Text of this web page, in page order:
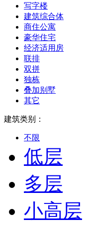
写字楼
建筑综合体
商住公寓
豪华住宅
经济适用房
联排
双拼
独栋
叠加别墅
其它
建筑类别：
不限
低层
多层
小高层